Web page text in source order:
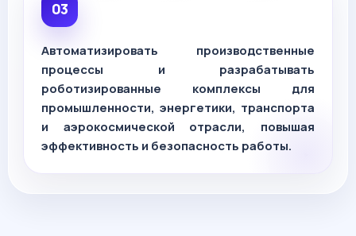
Автоматизировать производственные
процессы и разрабатывать
роботизированные комплексы для
промышленности, энергетики, транспорта
и аэрокосмической отрасли, повышая
эффективность и безопасность работы.